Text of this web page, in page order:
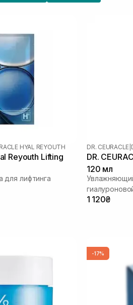
HYAL REYOUTH
Reyouth Lifting
лифтинга
DR. CEURACLE
DR.
120 мл
1 120₴
-17%